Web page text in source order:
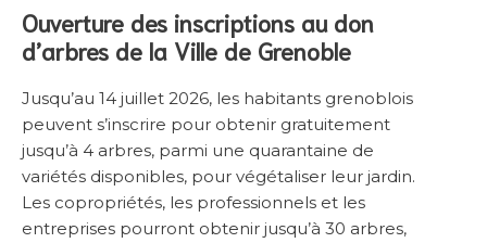
Ouverture des inscriptions au don
d’arbres de la Ville de Grenoble
Jusqu’au 14 juillet 2026, les habitants grenoblois
peuvent s’inscrire pour obtenir gratuitement
jusqu’à 4 arbres, parmi une quarantaine de
variétés disponibles, pour végétaliser leur jardin.
Les copropriétés, les professionnels et les
entreprises pourront obtenir jusqu’à 30 arbres,